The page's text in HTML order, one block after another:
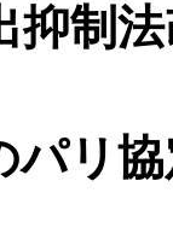
抑制
協定